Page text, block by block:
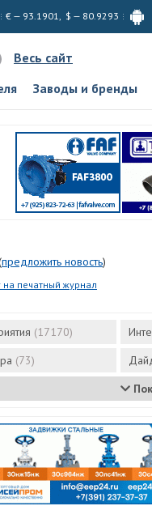
€ — 93.1901, $ — 80.9293
Весь сайт
Заводы и бренды
предложить новость)
печатный журнал
(17170)
(73)